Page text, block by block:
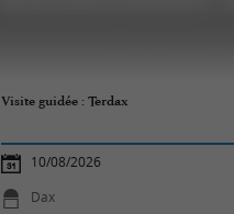
Visite guidée : Terdax
10/08/2026
Dax